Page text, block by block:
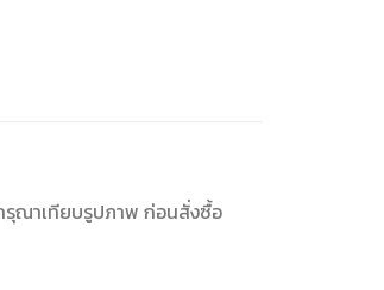
รุณาเทียบรูปภาพ ก่อนสั่งซื้อ